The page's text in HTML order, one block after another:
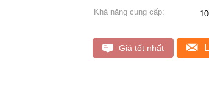
Khả năng cung cấp:
Giá tốt nhất